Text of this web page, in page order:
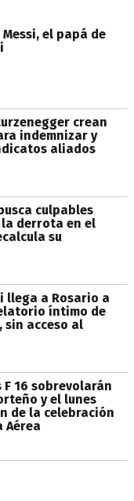
el papá de
crean
indemnizar y
aliados
culpables
la derrota en el
su
llega a Rosario a
íntimo de
sin acceso al
F 16 sobrevolarán
y el lunes
de la celebración
Aérea